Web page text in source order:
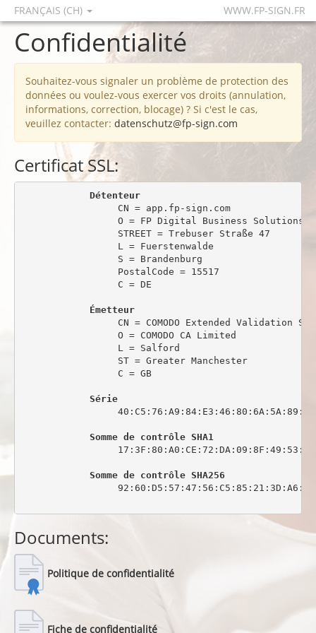
FRANÇAIS (CH) WWW.FP-SIGN.FR
Confidentialité
Souhaitez-vous signaler un problème de protection des
données ou voulez-vous exercer vos droits (annulation,
informations, correction, blocage) ? Si c'est le cas,
veuillez contacter: datenschutz@fp-sign.com
Certificat SSL:
Détenteur
                 CN = app.fp-sign.com
O = FP Digital Business Solutions
                 STREET = Trebuser Straße 47
                 L = Fuerstenwalde
                 S = Brandenburg
                 PostalCode = 15517
                 C = DE
Émetteur
CN = COMODO Extended Validation
                 O = COMODO CA Limited
                 L = Salford
                 ST = Greater Manchester
                 C = GB
Série
Somme de contrôle SHA1
Somme de contrôle SHA256
Documents:
Politique de confidentialité
Fiche de confidentialité